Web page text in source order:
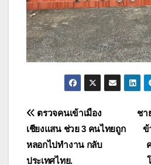
แนะแนว
เรื่อง
ชา
ข้
ตรวจคนเข้าเมือง
เชียงแสน ช่วย 3 คนไทยถูก
หลอกไปทำงาน กลับ
ประเทศไทย.